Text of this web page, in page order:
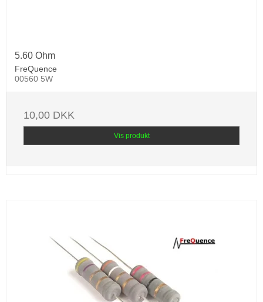
5.60 Ohm
FreQuence
00560 5W
10,00 DKK
Vis produkt